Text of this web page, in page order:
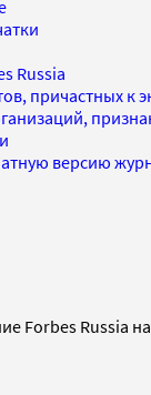
Russia
причастных к
версию
Forbes Russia